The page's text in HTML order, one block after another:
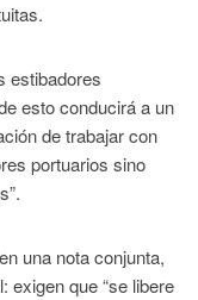
estibadores
esto conducirá a un
de trabajar con
portuarios sino
una nota conjunta,
exigen que “se libere